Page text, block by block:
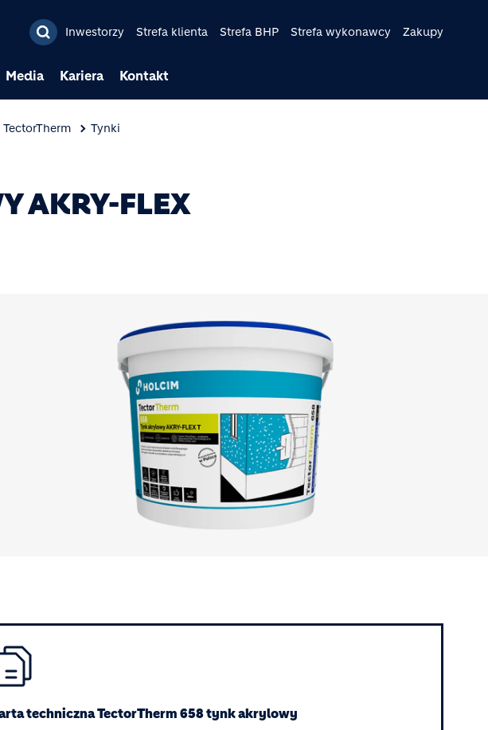
do treści
Inwestorzy Strefa klienta Strefa BHP Strefa wykonawcy Zakupy
Media Kariera Kontakt
Tynki
AKRY-FLEX
techniczna TectorTherm 658 tynk akrylowy